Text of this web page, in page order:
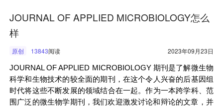
JOURNAL OF APPLIED MICROBIOLOGY怎么
样
原创 13843阅读 2023年09月23日
JOURNAL OF APPLIED MICROBIOLOGY 期刊是了解微生物
科学和生物技术的较全面的期刊，在这个令人兴奋的后基因组
时代将这些不断发展的领域结合在一起。作为一本跨学科、范
围广泛的微生物学期刊，我们欢迎激发讨论和辩论的文章， 并